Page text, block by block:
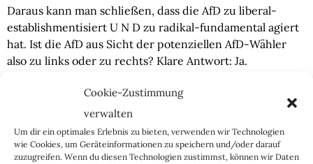
Cookie-Zustimmung
verwalten
Um dir ein optimales Erlebnis zu bieten, verwenden wir Technologien
wie Cookies, um Geräteinformationen zu speichern und/oder darauf
zuzugreifen. Wenn du diesen Technologien zustimmst, können wir Daten
Daraus kann man schließen, dass die AfD zu liberal-
establishmentisiert U N D zu radikal-fundamental agiert
hat. Ist die AfD aus Sicht der potenziellen AfD-Wähler
also zu links oder zu rechts? Klare Antwort: Ja.
Auch die Erklärung von Bundessprecher Jörg Meuthen
ist ein zweischneidiges Schwert:
„Die Wähler assoziieren
die Verfassungsschutzbeobachtung.“ Die reine Aussage ist
grundlegend korrekt und der Trick von Merkels